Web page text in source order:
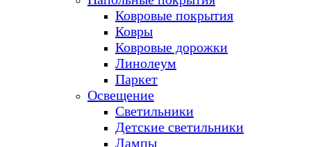
Ковровые покрытия
Ковры
Ковровые дорожки
Линолеум
Паркет
Освещение
Светильники
Детские светильники
Лампы